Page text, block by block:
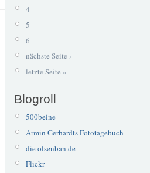
4
5
6
nächste Seite ›
letzte Seite »
Blogroll
500beine
Armin Gerhardts Fototagebuch
die olsenban.de
Flickr